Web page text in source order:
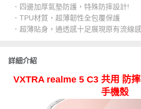
．四邊加厚氣墊防護，特殊防摔設計!
．TPU材質，超薄韌性全包覆保護
．超薄貼身，通透感十足展現原有流線感
詳細介紹
VXTRA realme 5 C3 共用 防
手機殼